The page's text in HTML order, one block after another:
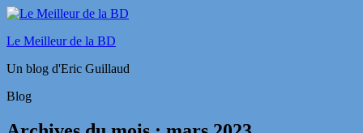
Le Meilleur de la BD
Un blog d'Eric Guillaud
Blog